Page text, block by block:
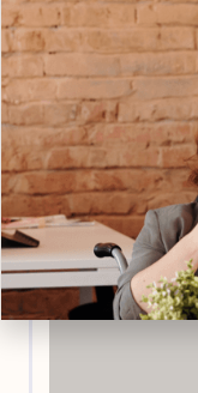
posibilitando
encontrar
terapéutico.
Puede
él en
Publicado en